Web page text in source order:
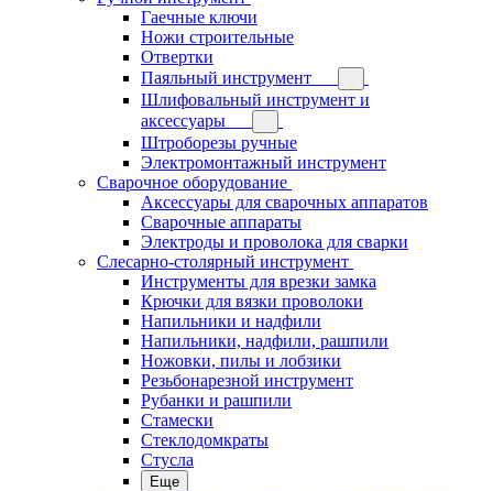
Гаечные ключи
Ножи строительные
Отвертки
Паяльный инструмент
Шлифовальный инструмент и
аксессуары
Штроборезы ручные
Электромонтажный инструмент
Сварочное оборудование
Аксессуары для сварочных аппаратов
Сварочные аппараты
Электроды и проволока для сварки
Слесарно-столярный инструмент
Инструменты для врезки замка
Крючки для вязки проволоки
Напильники и надфили
Напильники, надфили, рашпили
Ножовки, пилы и лобзики
Резьбонарезной инструмент
Рубанки и рашпили
Стамески
Стеклодомкраты
Стусла
Еще